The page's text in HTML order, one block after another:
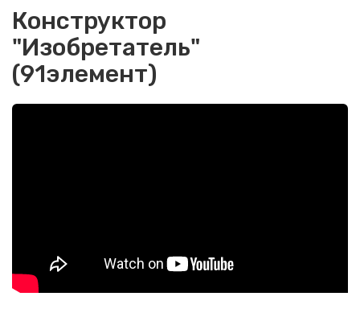
Конструктор
"Изобретатель"
(91элемент)